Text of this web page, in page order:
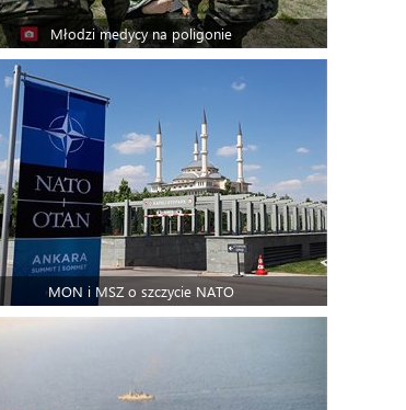
Młodzi medycy na poligonie
MON i MSZ o szczycie NATO